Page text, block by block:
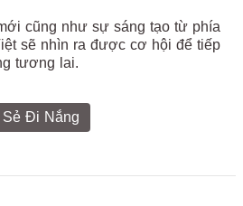
cũng như sự sáng tạo từ phía
sẽ nhìn ra được cơ hội để tiếp
tương lai.
Sẻ Đi Nắng